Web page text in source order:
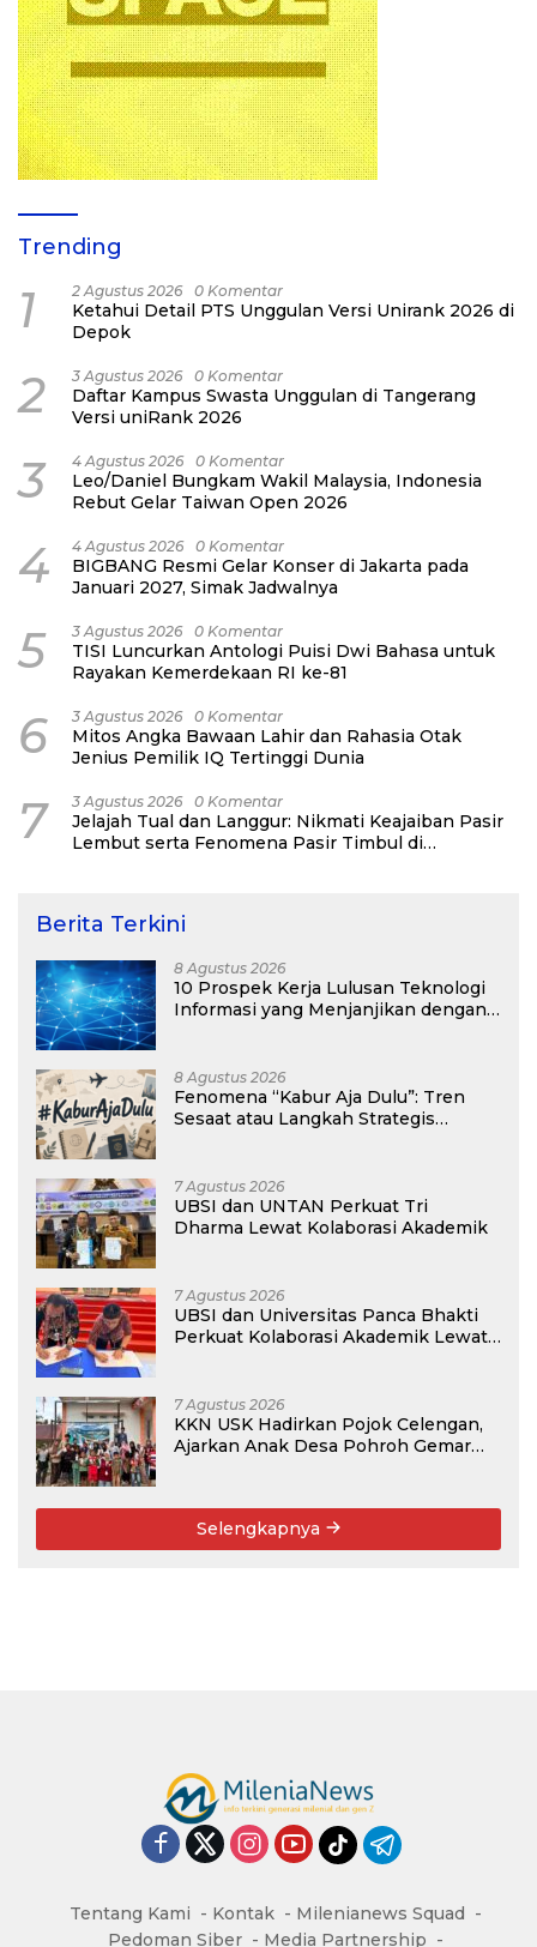
Trending
1 2 Agustus 2026 0 Komentar
Ketahui Detail PTS Unggulan Versi Unirank 2026 di
Depok
2 3 Agustus 2026 0 Komentar
Daftar Kampus Swasta Unggulan di Tangerang
Versi uniRank 2026
3 4 Agustus 2026 0 Komentar
Leo/Daniel Bungkam Wakil Malaysia, Indonesia
Rebut Gelar Taiwan Open 2026
4 4 Agustus 2026 0 Komentar
BIGBANG Resmi Gelar Konser di Jakarta pada
Januari 2027, Simak Jadwalnya
5 3 Agustus 2026 0 Komentar
TISI Luncurkan Antologi Puisi Dwi Bahasa untuk
Rayakan Kemerdekaan RI ke-81
6 3 Agustus 2026 0 Komentar
Mitos Angka Bawaan Lahir dan Rahasia Otak
Jenius Pemilik IQ Tertinggi Dunia
7 3 Agustus 2026 0 Komentar
Jelajah Tual dan Langgur: Nikmati Keajaiban Pasir
Lembut serta Fenomena Pasir Timbul di
Berita Terkini
8 Agustus 2026
10 Prospek Kerja Lulusan Teknologi
Informasi yang Menjanjikan dengan
8 Agustus 2026
Fenomena “Kabur Aja Dulu”: Tren
Sesaat atau Langkah Strategis
7 Agustus 2026
UBSI dan UNTAN Perkuat Tri
Dharma Lewat Kolaborasi Akademik
7 Agustus 2026
UBSI dan Universitas Panca Bhakti
Perkuat Kolaborasi Akademik Lewat
7 Agustus 2026
KKN USK Hadirkan Pojok Celengan,
Ajarkan Anak Desa Pohroh Gemar
Selengkapnya
Tentang Kami Kontak
Milenianews Squad
Pedoman Siber
Media Partnership